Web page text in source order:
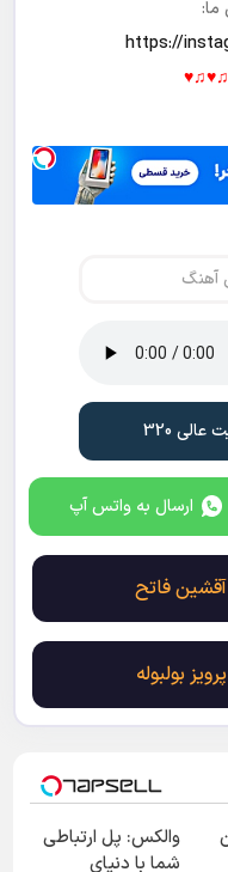
ما:
https://
آهنگ
320
ارسال به واتس آپ
والکس: پل ارتباطی
شما با دنیای